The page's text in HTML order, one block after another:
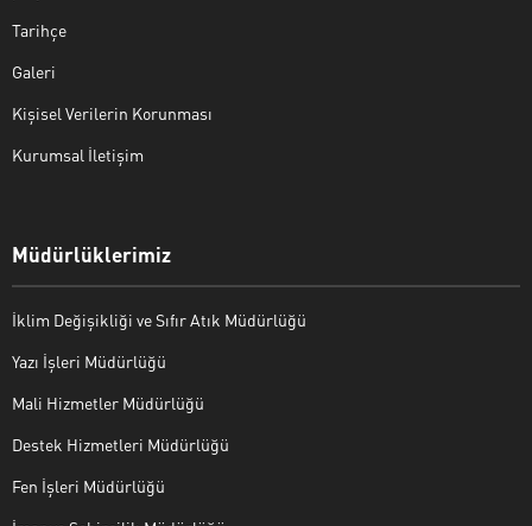
Tarihçe
Galeri
Kişisel Verilerin Korunması
Kurumsal İletişim
Müdürlüklerimiz
İklim Değişikliği ve Sıfır Atık Müdürlüğü
Yazı İşleri Müdürlüğü
Mali Hizmetler Müdürlüğü
Destek Hizmetleri Müdürlüğü
Fen İşleri Müdürlüğü